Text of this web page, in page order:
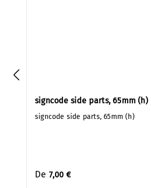
signcode side parts, 65mm (h)
signcode side parts, 65mm (h)
De 7,00 €